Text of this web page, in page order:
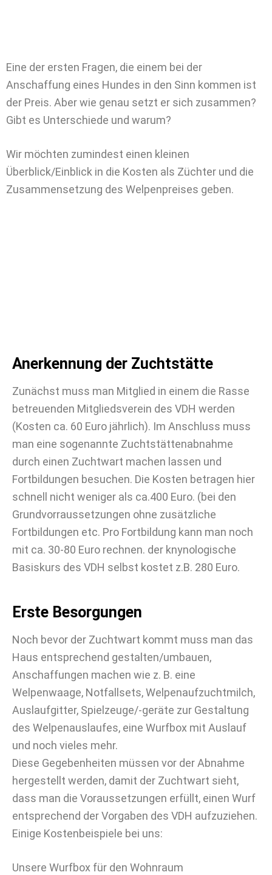
Eine der ersten Fragen, die einem bei der
Anschaffung eines Hundes in den Sinn kommen ist
der Preis. Aber wie genau setzt er sich zusammen?
Gibt es Unterschiede und warum?
Wir möchten zumindest einen kleinen
Überblick/Einblick in die Kosten als Züchter und die
Zusammensetzung des Welpenpreises geben.
Anerkennung der Zuchtstätte
Zunächst muss man Mitglied in einem die Rasse
betreuenden Mitgliedsverein des VDH werden
(Kosten ca. 60 Euro jährlich). Im Anschluss muss
man eine sogenannte Zuchtstättenabnahme
durch einen Zuchtwart machen lassen und
Fortbildungen besuchen. Die Kosten betragen hier
schnell nicht weniger als ca.400 Euro. (bei den
Grundvorraussetzungen ohne zusätzliche
Fortbildungen etc. Pro Fortbildung kann man noch
mit ca. 30-80 Euro rechnen. der knynologische
Basiskurs des VDH selbst kostet z.B. 280 Euro.
Erste Besorgungen
Noch bevor der Zuchtwart kommt muss man das
Haus entsprechend gestalten/umbauen,
Anschaffungen machen wie z. B. eine
Welpenwaage, Notfallsets, Welpenaufzuchtmilch,
Auslaufgitter, Spielzeuge/-geräte zur Gestaltung
des Welpenauslaufes, eine Wurfbox mit Auslauf
und noch vieles mehr.
Diese Gegebenheiten müssen vor der Abnahme
hergestellt werden, damit der Zuchtwart sieht,
dass man die Voraussetzungen erfüllt, einen Wurf
entsprechend der Vorgaben des VDH aufzuziehen.
Einige Kostenbeispiele bei uns:
Unsere Wurfbox für den Wohnraum